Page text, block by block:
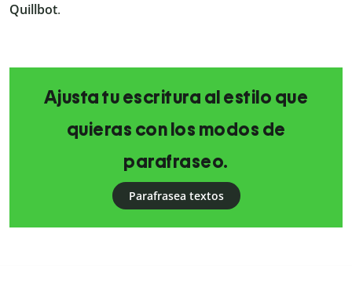
Quillbot.
Ajusta tu escritura al estilo que
quieras con los modos de
parafraseo.
Parafrasea textos